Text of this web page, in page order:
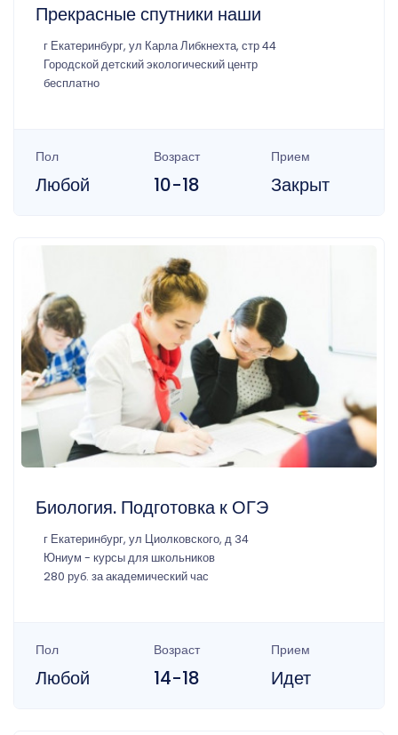
Прекрасные спутники наши
г Екатеринбург, ул Карла Либкнехта, стр 44
Городской детский экологический центр
бесплатно
Пол
Любой
Возраст
10-18
Прием
Закрыт
Биология. Подготовка к ОГЭ
г Екатеринбург, ул Циолковского, д 34
Юниум - курсы для школьников
280 руб. за академический час
Пол
Любой
Возраст
14-18
Прием
Идет